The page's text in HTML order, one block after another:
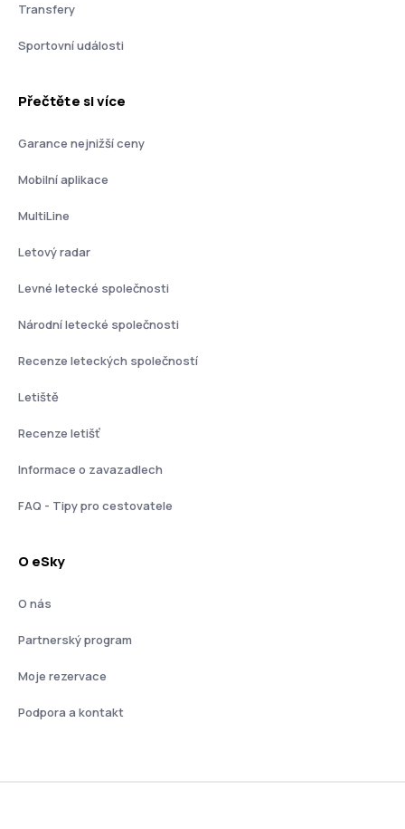
Transfery
Sportovní události
Přečtěte si více
Garance nejnižší ceny
Mobilní aplikace
MultiLine
Letový radar
Levné letecké společnosti
Národní letecké společnosti
Recenze leteckých společností
Letiště
Recenze letišť
Informace o zavazadlech
FAQ - Tipy pro cestovatele
O eSky
O nás
Partnerský program
Moje rezervace
Podpora a kontakt